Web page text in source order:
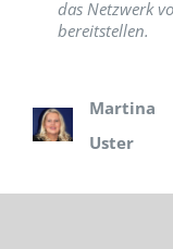
das Netzwerk
bereitstellen.
Martina
Uster